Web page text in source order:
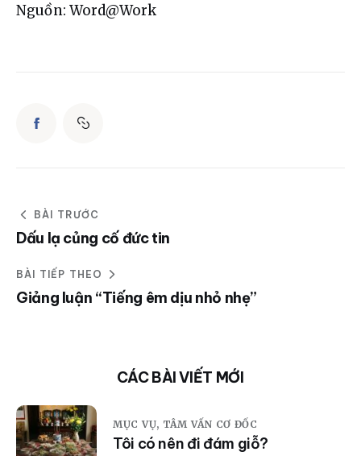
Nguồn: Word@Work
BÀI TRƯỚC
Dấu lạ củng cố đức tin
BÀI TIẾP THEO
Giảng luận “Tiếng êm dịu nhỏ nhẹ”
CÁC BÀI VIẾT MỚI
MỤC VỤ, TÂM VẤN CƠ ĐỐC
Tôi có nên đi đám giỗ?